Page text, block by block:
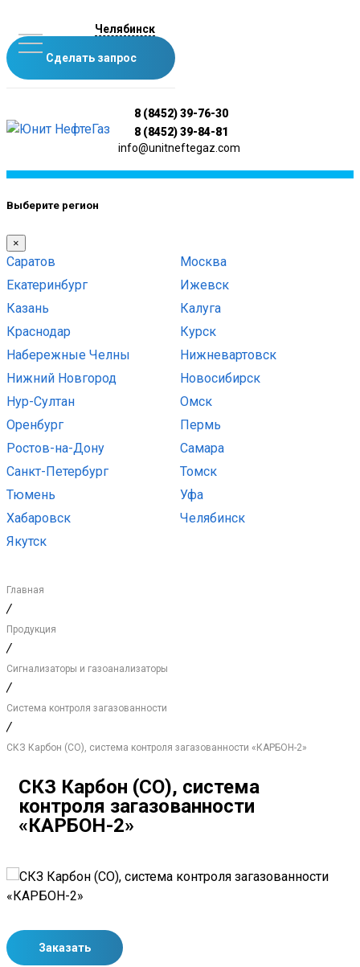
8 (8452) 39-76-30
8 (8452) 39-84-81
info@unitneftegaz.com
Челябинск
Сделать запрос
Выберите регион
×
Саратов
Москва
Екатеринбург
Ижевск
Казань
Калуга
Краснодар
Курск
Набережные Челны
Нижневартовск
Нижний Новгород
Новосибирск
Нур-Султан
Омск
Оренбург
Пермь
Ростов-на-Дону
Самара
Санкт-Петербург
Томск
Тюмень
Уфа
Хабаровск
Челябинск
Якутск
Главная
/
Продукция
/
Сигнализаторы и газоанализаторы
/
Система контроля загазованности
/
СКЗ Карбон (СО), система контроля загазованности «КАРБОН-2»
СКЗ Карбон (СО), система
контроля загазованности
«КАРБОН-2»
Заказать